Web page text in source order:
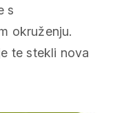
s
okruženju.
te stekli nova